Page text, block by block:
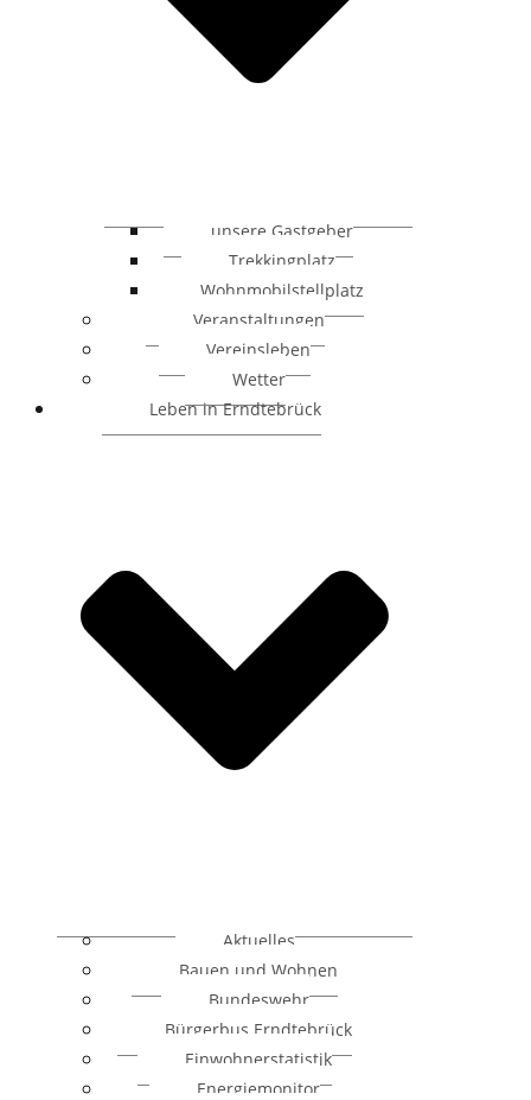
unsere Gastgeber
Trekkingplatz
Wohnmobilstellplatz
Veranstaltungen
Vereinsleben
Wetter
Leben in Erndtebrück
Aktuelles
Bauen und Wohnen
Bundeswehr
Bürgerbus Erndtebrück
Einwohnerstatistik
Energiemonitor